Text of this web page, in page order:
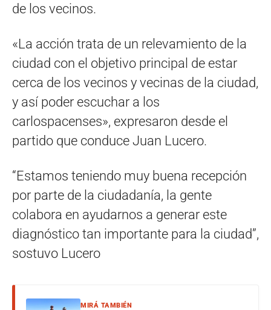
de los vecinos.
«La acción trata de un relevamiento de la
ciudad con el objetivo principal de estar
cerca de los vecinos y vecinas de la ciudad,
y así poder escuchar a los
carlospacenses», expresaron desde el
partido que conduce Juan Lucero.
“Estamos teniendo muy buena recepción
por parte de la ciudadanía, la gente
colabora en ayudarnos a generar este
diagnóstico tan importante para la ciudad”,
sostuvo Lucero
MIRÁ TAMBIÉN